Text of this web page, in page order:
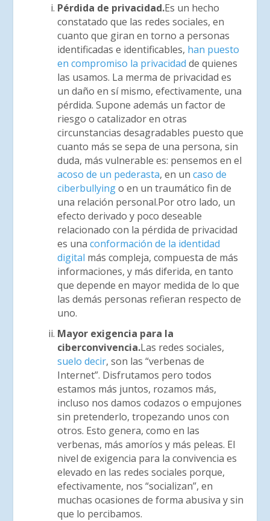
Pérdida de privacidad.Es un hecho
constatado que las redes sociales, en
cuanto que giran en torno a personas
identificadas e identificables, han puesto
en compromiso la privacidad de quienes
las usamos. La merma de privacidad es
un daño en sí mismo, efectivamente, una
pérdida. Supone además un factor de
riesgo o catalizador en otras
circunstancias desagradables puesto que
cuanto más se sepa de una persona, sin
duda, más vulnerable es: pensemos en el
acoso de un pederasta, en un caso de
ciberbullyingo en un traumático fin de
una relación personal.Por otro lado, un
efecto derivado y poco deseable
relacionado con la pérdida de privacidad
es una conformación de la identidad
digital más compleja, compuesta de más
informaciones, y más diferida, en tanto
que depende en mayor medida de lo que
las demás personas refieran respecto de
uno.
Mayor exigencia para la
ciberconvivencia.Las redes sociales,
suelo decir, son las “verbenas de
Internet”. Disfrutamos pero todos
estamos más juntos, rozamos más,
incluso nos damos codazos o empujones
sin pretenderlo, tropezando unos con
otros. Esto genera, como en las
verbenas, más amoríos y más peleas. El
nivel de exigencia para la convivencia es
elevado en las redes sociales porque,
efectivamente, nos “socializan”, en
muchas ocasiones de forma abusiva y sin
que lo percibamos.